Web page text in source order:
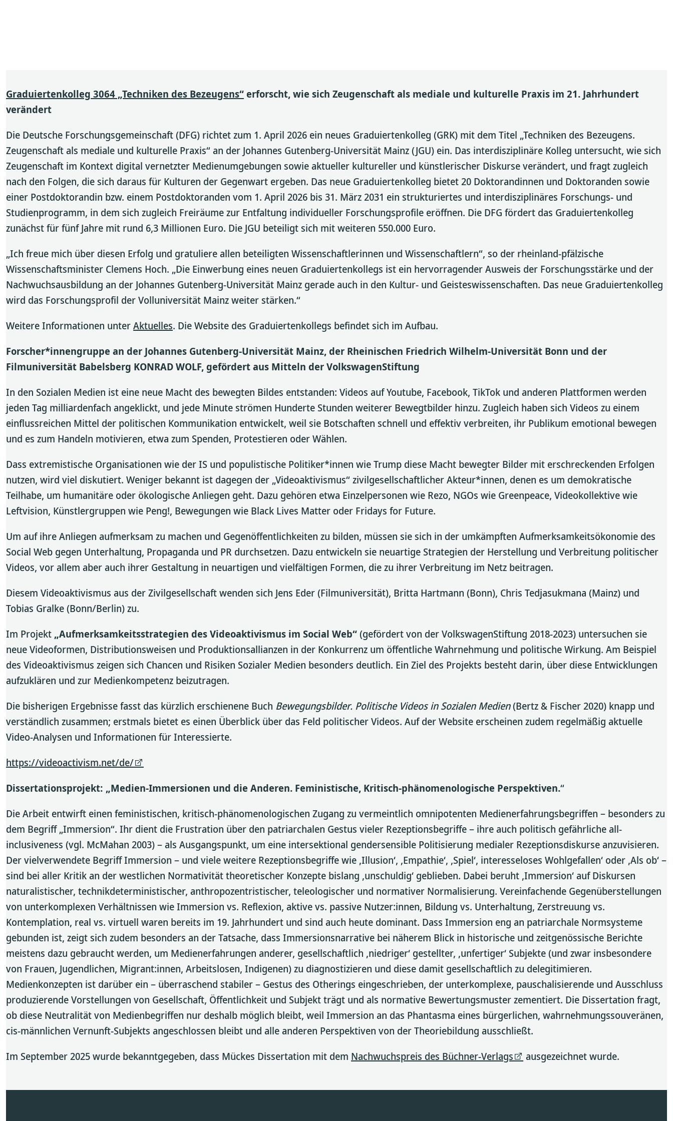
Graduiertenkolleg 3064 „Techniken des Bezeugens“erforscht, wie sich Zeugenschaft als mediale und kulturelle Praxis im 21. Jahrhundert
verändert
Die Deutsche Forschungsgemeinschaft (DFG) richtet zum 1. April 2026 ein neues Graduiertenkolleg (GRK) mit dem Titel „Techniken des Bezeugens.
Zeugenschaft als mediale und kulturelle Praxis“ an der Johannes Gutenberg-Universität Mainz (JGU) ein. Das interdisziplinäre Kolleg untersucht, wie sich
Zeugenschaft im Kontext digital vernetzter Medienumgebungen sowie aktueller kultureller und künstlerischer Diskurse verändert, und fragt zugleich
nach den Folgen, die sich daraus für Kulturen der Gegenwart ergeben. Das neue Graduiertenkolleg bietet 20 Doktorandinnen und Doktoranden sowie
einer Postdoktorandin bzw. einem Postdoktoranden vom 1. April 2026 bis 31. März 2031 ein strukturiertes und interdisziplinäres Forschungs- und
Studienprogramm, in dem sich zugleich Freiräume zur Entfaltung individueller Forschungsprofile eröffnen. Die DFG fördert das Graduiertenkolleg
zunächst für fünf Jahre mit rund 6,3 Millionen Euro. Die JGU beteiligt sich mit weiteren 550.000 Euro.
„Ich freue mich über diesen Erfolg und gratuliere allen beteiligten Wissenschaftlerinnen und Wissenschaftlern“, so der rheinland-pfälzische
Wissenschaftsminister Clemens Hoch. „Die Einwerbung eines neuen Graduiertenkollegs ist ein hervorragender Ausweis der Forschungsstärke und der
Nachwuchsausbildung an der Johannes Gutenberg-Universität Mainz gerade auch in den Kultur- und Geisteswissenschaften. Das neue Graduiertenkolleg
wird das Forschungsprofil der Volluniversität Mainz weiter stärken.“
Weitere Informationen unterAktuelles. Die Website des Graduiertenkollegs befindet sich im Aufbau.
Forscher*innengruppe an der Johannes Gutenberg-Universität Mainz, der Rheinischen Friedrich Wilhelm-Universität Bonn und der
Filmuniversität Babelsberg KONRAD WOLF, gefördert aus Mitteln der VolkswagenStiftung
In den Sozialen Medien ist eine neue Macht des bewegten Bildes entstanden: Videos auf Youtube, Facebook, TikTok und anderen Plattformen werden
jeden Tag milliardenfach angeklickt, und jede Minute strömen Hunderte Stunden weiterer Bewegtbilder hinzu. Zugleich haben sich Videos zu einem
einflussreichen Mittel der politischen Kommunikation entwickelt, weil sie Botschaften schnell und effektiv verbreiten, ihr Publikum emotional bewegen
und es zum Handeln motivieren, etwa zum Spenden, Protestieren oder Wählen.
Dass extremistische Organisationen wie der IS und populistische Politiker*innen wie Trump diese Macht bewegter Bilder mit erschreckenden Erfolgen
nutzen, wird viel diskutiert. Weniger bekannt ist dagegen der „Videoaktivismus“ zivilgesellschaftlicher Akteur*innen, denen es um demokratische
Teilhabe, um humanitäre oder ökologische Anliegen geht. Dazu gehören etwa Einzelpersonen wie Rezo, NGOs wie Greenpeace, Videokollektive wie
Leftvision, Künstlergruppen wie Peng!, Bewegungen wie Black Lives Matter oder Fridays for Future.
Um auf ihre Anliegen aufmerksam zu machen und Gegenöffentlichkeiten zu bilden, müssen sie sich in der umkämpften Aufmerksamkeitsökonomie des
Social Web gegen Unterhaltung, Propaganda und PR durchsetzen. Dazu entwickeln sie neuartige Strategien der Herstellung und Verbreitung politischer
Videos, vor allem aber auch ihrer Gestaltung in neuartigen und vielfältigen Formen, die zu ihrer Verbreitung im Netz beitragen.
Diesem Videoaktivismus aus der Zivilgesellschaft wenden sich Jens Eder (Filmuniversität), Britta Hartmann (Bonn), Chris Tedjasukmana (Mainz) und
Tobias Gralke (Bonn/Berlin) zu.
Im Projekt „Aufmerksamkeitsstrategien des Videoaktivismus im Social Web“(gefördert von der VolkswagenStiftung 2018-2023) untersuchen sie
neue Videoformen, Distributionsweisen und Produktionsallianzen in der Konkurrenz um öffentliche Wahrnehmung und politische Wirkung. Am Beispiel
des Videoaktivismus zeigen sich Chancen und Risiken Sozialer Medien besonders deutlich. Ein Ziel des Projekts besteht darin, über diese Entwicklungen
aufzuklären und zur Medienkompetenz beizutragen.
Die bisherigen Ergebnisse fasst das kürzlich erschienene Buch Bewegungsbilder. Politische Videos in Sozialen Medien(Bertz & Fischer 2020) knapp und
verständlich zusammen; erstmals bietet es einen Überblick über das Feld politischer Videos. Auf der Website erscheinen zudem regelmäßig aktuelle
Video-Analysen und Informationen für Interessierte.
https://videoactivism.net/de/
Dissertationsprojekt: „Medien-Immersionen und die Anderen. Feministische, Kritisch-phänomenologische Perspektiven.“
Die Arbeit entwirft einen feministischen, kritisch-phänomenologischen Zugang zu vermeintlich omnipotenten Medienerfahrungsbegriffen – besonders zu
dem Begriff „Immersion“. Ihr dient die Frustration über den patriarchalen Gestus vieler Rezeptionsbegriffe – ihre auch politisch gefährliche all-
inclusiveness (vgl. McMahan 2003) – als Ausgangspunkt, um eine intersektional gendersensible Politisierung medialer Rezeptionsdiskurse anzuvisieren.
Der vielverwendete Begriff Immersion – und viele weitere Rezeptionsbegriffe wie ‚Illusion‘, ‚Empathie‘‚ ‚Spiel‘, interesseloses Wohlgefallen‘ oder ‚Als ob‘ –
sind bei aller Kritik an der westlichen Normativität theoretischer Konzepte bislang ‚unschuldig‘ geblieben. Dabei beruht ‚Immersion‘ auf Diskursen
naturalistischer, technikdeterministischer, anthropozentristischer, teleologischer und normativer Normalisierung. Vereinfachende Gegenüberstellungen
von unterkomplexen Verhältnissen wie Immersion vs. Reflexion, aktive vs. passive Nutzer:innen, Bildung vs. Unterhaltung, Zerstreuung vs.
Kontemplation, real vs. virtuell waren bereits im 19. Jahrhundert und sind auch heute dominant. Dass Immersion eng an patriarchale Normsysteme
gebunden ist, zeigt sich zudem besonders an der Tatsache, dass Immersionsnarrative bei näherem Blick in historische und zeitgenössische Berichte
meistens dazu gebraucht werden, um Medienerfahrungen anderer, gesellschaftlich ‚niedriger‘ gestellter, ‚unfertiger‘ Subjekte (und zwar insbesondere
von Frauen, Jugendlichen, Migrant:innen, Arbeitslosen, Indigenen) zu diagnostizieren und diese damit gesellschaftlich zu delegitimieren.
Medienkonzepten ist darüber ein – überraschend stabiler – Gestus des Otherings eingeschrieben, der unterkomplexe, pauschalisierende und Ausschluss
produzierende Vorstellungen von Gesellschaft, Öffentlichkeit und Subjekt trägt und als normative Bewertungsmuster zementiert. Die Dissertation fragt,
ob diese Neutralität von Medienbegriffen nur deshalb möglich bleibt, weil Immersion an das Phantasma eines bürgerlichen, wahrnehmungssouveränen,
cis-männlichen Vernunft-Subjekts angeschlossen bleibt und alle anderen Perspektiven von der Theoriebildung ausschließt.
Im September 2025 wurde bekanntgegeben, dass Mückes Dissertation mit dem Nachwuchspreis des Büchner-Verlags ausgezeichnet wurde.